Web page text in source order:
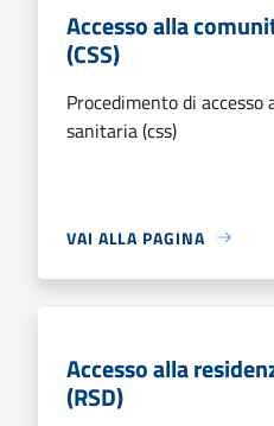
Accesso alla
(CSS)
Procedimento di
sanitaria (css)
VAI ALLA PAGINA
Accesso alla
(RSD)